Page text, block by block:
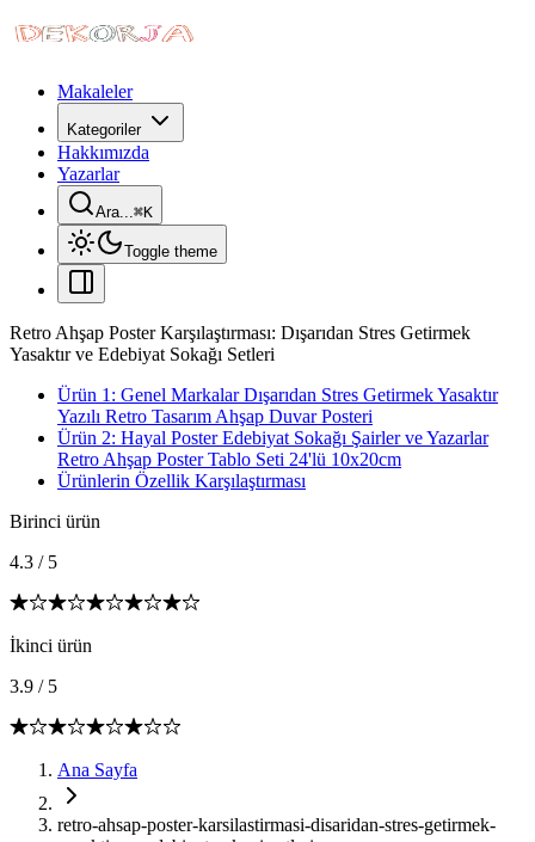
Makaleler
Kategoriler
Hakkımızda
Yazarlar
Ara...⌘K
Toggle theme
Retro Ahşap Poster Karşılaştırması: Dışarıdan Stres Getirmek
Yasaktır ve Edebiyat Sokağı Setleri
Ürün 1: Genel Markalar Dışarıdan Stres Getirmek Yasaktır
Yazılı Retro Tasarım Ahşap Duvar Posteri
Ürün 2: Hayal Poster Edebiyat Sokağı Şairler ve Yazarlar
Retro Ahşap Poster Tablo Seti 24'lü 10x20cm
Ürünlerin Özellik Karşılaştırması
Birinci ürün
4.3 / 5
İkinci ürün
3.9 / 5
Ana Sayfa
retro-ahsap-poster-karsilastirmasi-disaridan-stres-getirmek-